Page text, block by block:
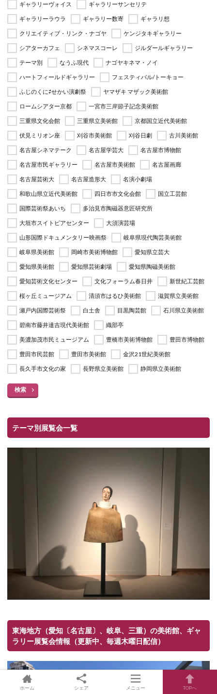
ギャラリーヴォイス
ギャラリーサンセリテ
ギャラリーラウラ
ギャラリー数寄
ギャラリ想
クリエイティブ・リンク・ナゴヤ
ケンジタキギャラリー
シアターカフェ
シネマスコーレ
ジルダールギャラリー
テーマ別
なうふ現代
ナゴヤキネマ・ノイ
ハートフィールドギャラリー
フェスティバル/トーキョー
ふじのくに⇄せかい演劇祭
ヤマザキ マザック美術館
ロームシアター京都
一宮市三岸節子記念美術館
三重県文化会館
三重県立美術館
京都国立近代美術館
伏見ミリオン座
刈谷市美術館 刈谷日劇
古川美術館
名古屋シネマテーク
名古屋学芸大
名古屋市博物館
名古屋市民ギャラリー
名古屋市美術館
名古屋画廊
名古屋芸術大
名古屋造形大
名演小劇場
和歌山県立近代美術館
四日市市文化会館
国立工芸館
国際芸術祭あいち
多治見市陶磁器意匠研究所
大垣市スイトピアセンター
大須演芸場
山形国際ドキュメンタリー映画祭
岐阜県現代陶芸美術館
岐阜県美術館
岡崎市美術博物館
愛知県立芸大
愛知県美術館
愛知県芸術劇場
愛知県陶磁美術館
愛知芸術文化センター
文化フォーラム春日井
新世紀工芸館
桜ヶ丘ミュージアム
清須市はるひ美術館
滋賀県立美術館
瀬戸内国際芸術祭
白土舎 目黒陶芸館
石川県立美術館
碧南市藤井達吉現代美術館
織部亭
美濃加茂市民ミュージアム
豊橋市美術博物館
豊田市博物館
豊田市民芸館
豊田市美術館
金沢21世紀美術館
長久手市文化の家
長野県立美術館 静岡県立美術館
検索
テーマ別展覧会一覧
東海地方（愛知〔名古屋〕、岐阜、三重）の美術館、ギャ
ラリー展覧会情報（更新中、毎週木曜日配信）
ホーム シェア メニュー TOPへ